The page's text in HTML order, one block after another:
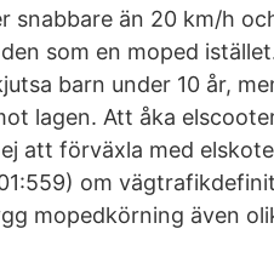
snabbare än 20 km/h
som en moped
barn under 10 år,
lagen. Att åka
att förväxla med
om
mopedkörning även